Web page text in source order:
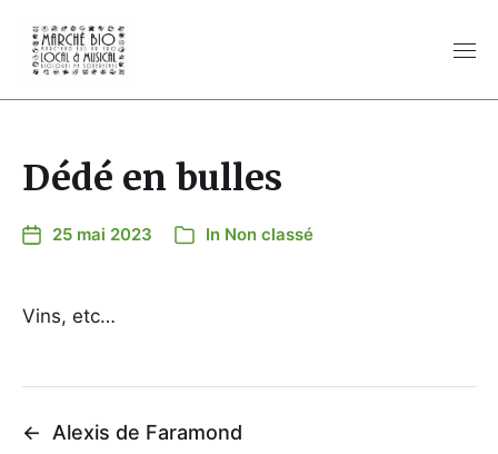
Dédé en bulles
25 mai 2023 In Non classé
Vins, etc…
←
Alexis de Faramond